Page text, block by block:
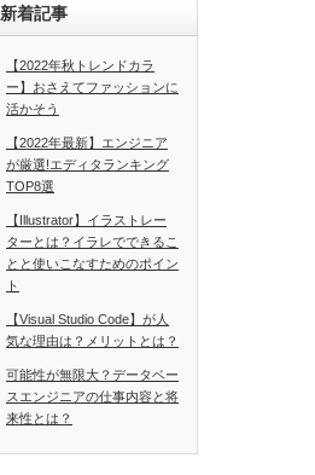
新着記事
【2022年秋トレンドカラ
ー】おさえてファッションに
活かそう
【2022年最新】エンジニア
が厳選!エディタランキング
TOP8選
【Illustrator】イラストレー
ターとは？イラレでできるこ
とと使いこなすためのポイン
ト
【Visual Studio Code】が人
気な理由は？メリットとは？
可能性が無限大？データベー
スエンジニアの仕事内容と将
来性とは？